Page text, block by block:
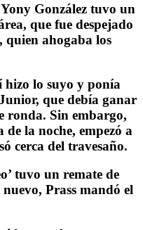
González tuvo un
que fue despejado
quien ahogaba los
hizo lo suyo y ponía
que debía ganar
ronda. Sin embargo,
la noche, empezó a
cerca del travesaño.
tuvo un remate de
Prass mandó el